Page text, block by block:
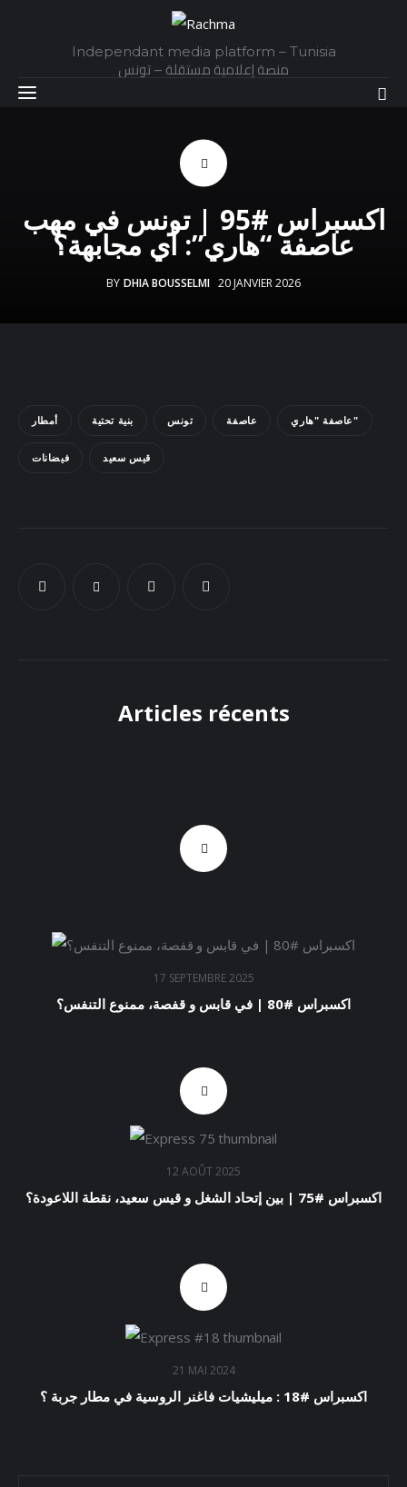
Independant media platform – Tunisia
منصة إعلامية مستقلة – تونس
Daily
Explainer
اكسبراس #95 | تونس في مهب
عاصفة “هاري”: أي مجابهة؟
BY DHIA BOUSSELMI 20 JANVIER 2026
أمطار بنية تحتية تونس عاصفة عاصفة "هاري"
فيضانات قيس سعيد
Articles récents
17 SEPTEMBRE 2025
اكسبراس #80 | في قابس و قفصة، ممنوع التنفس؟
12 AOÛT 2025
اكسبراس #75 | بين إتحاد الشغل و قيس سعيد، نقطة اللاعودة؟
21 MAI 2024
اكسبراس #18 : ميليشيات فاغنر الروسية في مطار جربة ؟